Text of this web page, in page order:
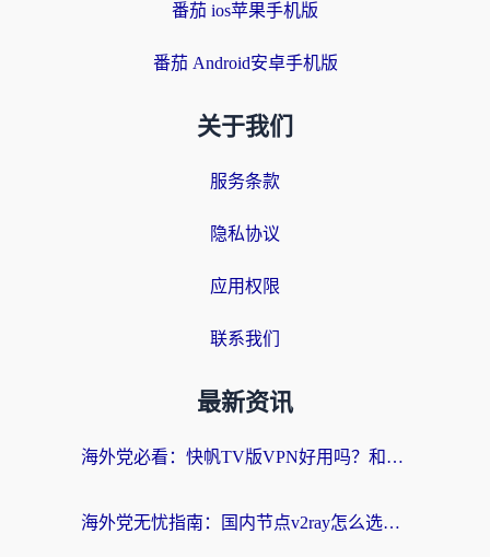
番茄 ios苹果手机版
番茄 Android安卓手机版
关于我们
服务条款
隐私协议
应用权限
联系我们
最新资讯
海外党必看：快帆TV版VPN好用吗？和快游VPN对比哪个回国效果更好？附实用避坑指南
海外党无忧指南：国内节点v2ray怎么选？一键回国VPN+多场景实测帮你避坑